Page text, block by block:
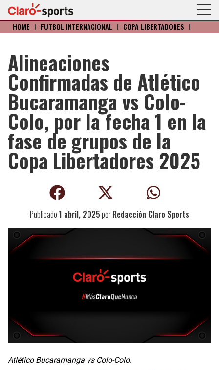
HOME I FÚTBOL INTERNACIONAL I COPA LIBERTADORES I
Alineaciones
Confirmadas de Atlético
Bucaramanga vs Colo-
Colo, por la fecha 1 en la
fase de grupos de la
Copa Libertadores 2025
Publicado 1 abril, 2025porRedacción Claro Sports
Atlético Bucaramanga vs Colo-Colo.